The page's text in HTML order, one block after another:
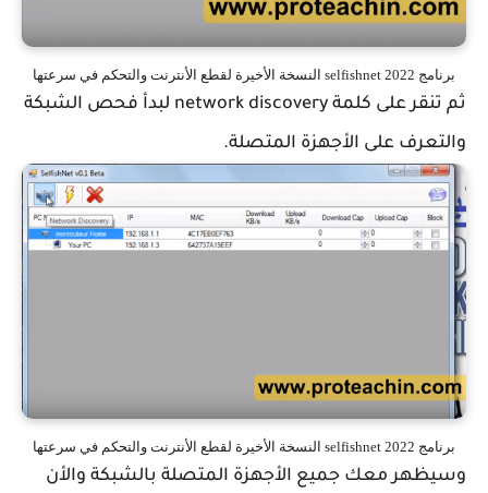
برنامج selfishnet 2022 النسخة الأخيرة لقطع الأنترنت والتحكم في سرعتها
ثم تنقر على كلمة network discovery لبدأ فحص الشبكة
والتعرف على الأجهزة المتصلة.
برنامج selfishnet 2022 النسخة الأخيرة لقطع الأنترنت والتحكم في سرعتها
وسيظهر معك جميع الأجهزة المتصلة بالشبكة والأن